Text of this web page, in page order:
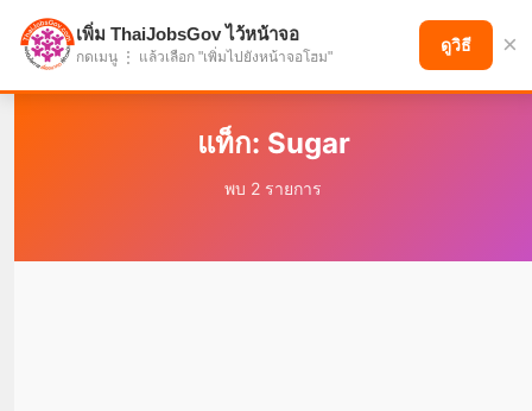
แบ่งปันโอกาส เพื่ออนาคตที่ก้าวหน้า
แท็ก: Sugar
พบ 2 รายการ
เพิ่ม ThaiJobsGov ไว้หน้าจอ
กดเมนู ⋮ แล้วเลือก "เพิ่มไปยังหน้าจอโฮม"
ดูวิธี ×